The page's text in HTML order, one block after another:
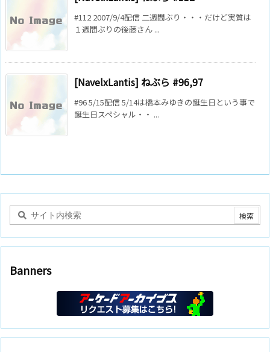
#112 2007/9/4配信 二週間ぶり・・・だけど実質は
１週間ぶりの後藤さん ...
[NavelxLantis] ねぶら #96,97
#96 5/15配信 5/14は橋本みゆきの誕生日という事で
誕生日スペシャル・・ ...
Banners